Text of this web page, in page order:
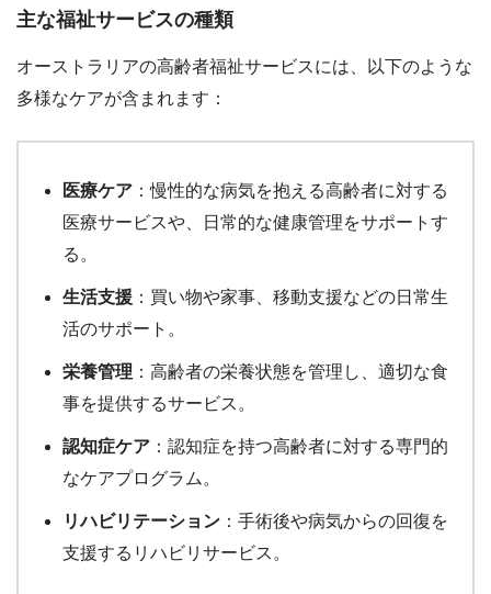
主な福祉サービスの種類
オーストラリアの高齢者福祉サービスには、以下のような
多様なケアが含まれます：
医療ケア ：慢性的な病気を抱える高齢者に対する
医療サービスや、日常的な健康管理をサポートす
る。
生活支援 ：買い物や家事、移動支援などの日常生
活のサポート。
栄養管理 ：高齢者の栄養状態を管理し、適切な食
事を提供するサービス。
認知症ケア ：認知症を持つ高齢者に対する専門的
なケアプログラム。
リハビリテーション ：手術後や病気からの回復を
支援するリハビリサービス。